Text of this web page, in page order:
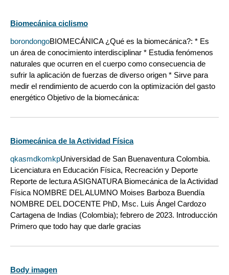
Biomecánica ciclismo
borondongoBIOMECÁNICA ¿Qué es la biomecánica?: * Es
un área de conocimiento interdisciplinar * Estudia fenómenos
naturales que ocurren en el cuerpo como consecuencia de
sufrir la aplicación de fuerzas de diverso origen * Sirve para
medir el rendimiento de acuerdo con la optimización del gasto
energético Objetivo de la biomecánica:
Biomecánica de la Actividad Física
qkasmdkomkpUniversidad de San Buenaventura Colombia.
Licenciatura en Educación Física, Recreación y Deporte
Reporte de lectura ASIGNATURA Biomecánica de la Actividad
Física NOMBRE DEL ALUMNO Moises Barboza Buendía
NOMBRE DEL DOCENTE PhD, Msc. Luis Ángel Cardozo
Cartagena de Indias (Colombia); febrero de 2023. Introducción
Primero que todo hay que darle gracias
Body imagen